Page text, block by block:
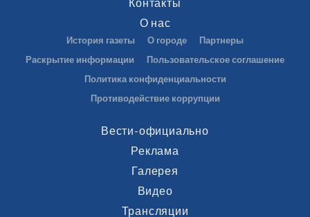
О нас
История газеты О городе
Партнеры
Раскрытие информации
Пользовательское соглашение
Политика конфиденциальности
Противодействие коррупции
Вести-официально
Реклама
Галерея
Видео
Трансляции